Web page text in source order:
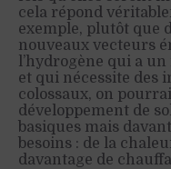
cela répond
exemple, plutôt que
nouveaux vecteurs
l’hydrogène qui a
et qui nécessite des
colossaux, on
développement de
basiques mais
besoins : de la
davantage de